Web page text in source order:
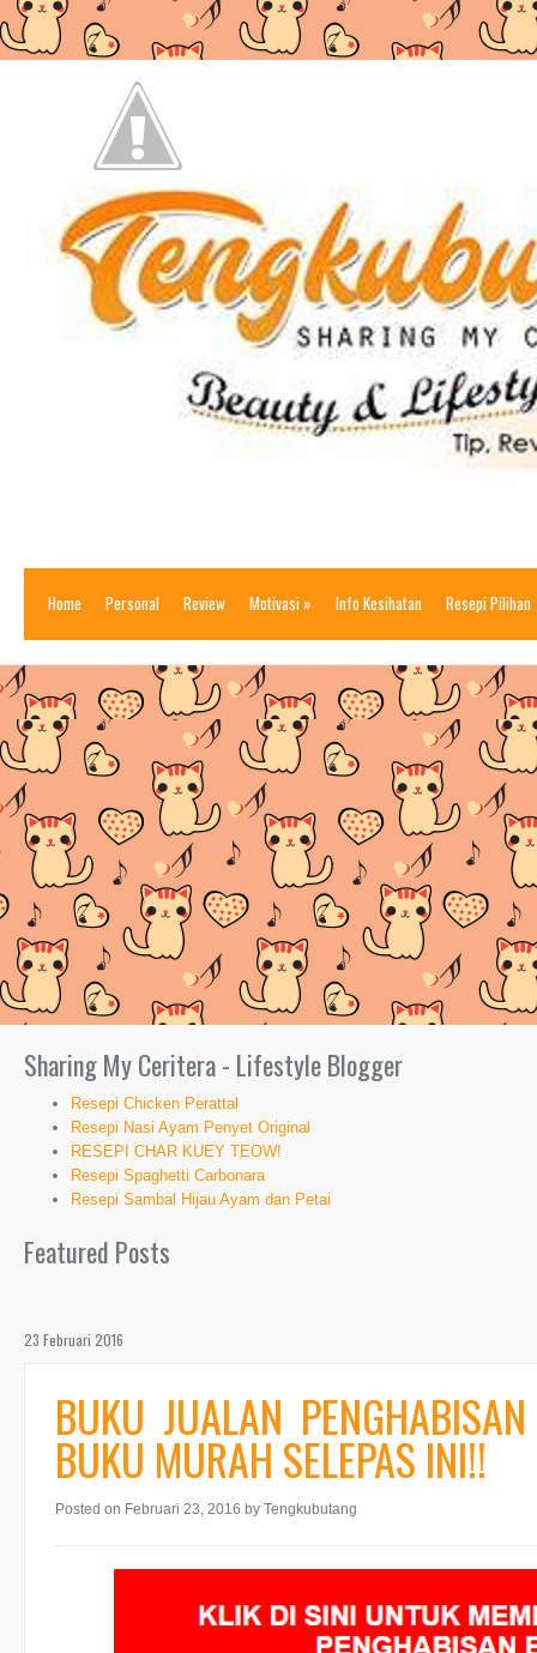
Home Personal Review Motivasi » Info Kesihatan Resepi Pilihan
Sharing My Ceritera - Lifestyle Blogger
Resepi Chicken Perattal
Resepi Nasi Ayam Penyet Original
RESEPI CHAR KUEY TEOW!
Resepi Spaghetti Carbonara
Resepi Sambal Hijau Ayam dan Petai
Featured Posts
23 Februari 2016
BUKU JUALAN
BUKU MURAH SELEPAS INI!!
Posted on Februari 23, 2016 by Tengkubutang